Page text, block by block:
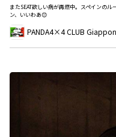
またSEAT欲しい病が再燃中。スペインの
ン、いいわあ😊
PANDA4×4 CLUB